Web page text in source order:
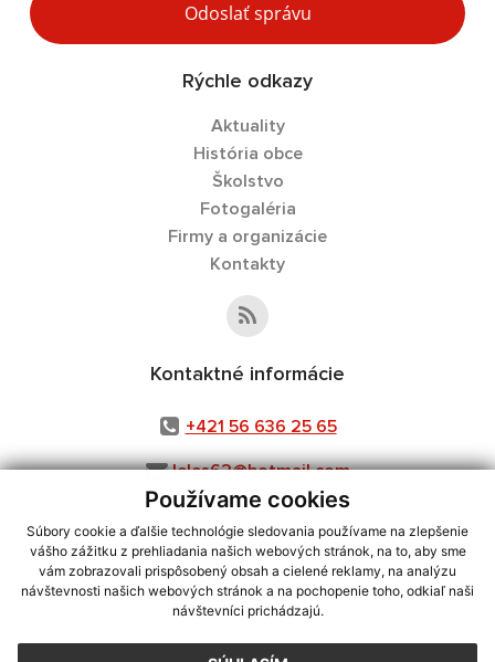
Používame cookies
Súbory cookie a ďalšie technológie sledovania používame na zlepšenie
vášho zážitku z prehliadania našich webových stránok, na to, aby sme
vám zobrazovali prispôsobený obsah a cielené reklamy, na analýzu
návštevnosti našich webových stránok a na pochopenie toho, odkiaľ naši
návštevníci prichádzajú.
Odoslať správu
Rýchle odkazy
Aktuality
História obce
Školstvo
Fotogaléria
Firmy a organizácie
Kontakty
Kontaktné informácie
+421 56 636 25 65
leles62@hotmail.com
využite možnosť získavania aktuálnych informácií s využitím RSS
CMS systém (redakčný) systém ECHELON 2,Mapa stránok,web portál
webex.digital, s.r.o.,domény,registrácia domény